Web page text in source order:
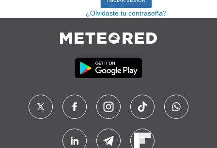
¿Olvidaste tu contraseña?